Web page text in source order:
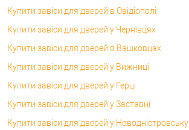
Купити завіси для дверей в Овідіополі
Купити завіси для дверей у Чернівцях
Купити завіси для дверей в Вашковцах
Купити завіси для дверей у Вижниці
Купити завіси для дверей у Герці
Купити завіси для дверей у Заставні
Купити завіси для дверей у Новодністровську